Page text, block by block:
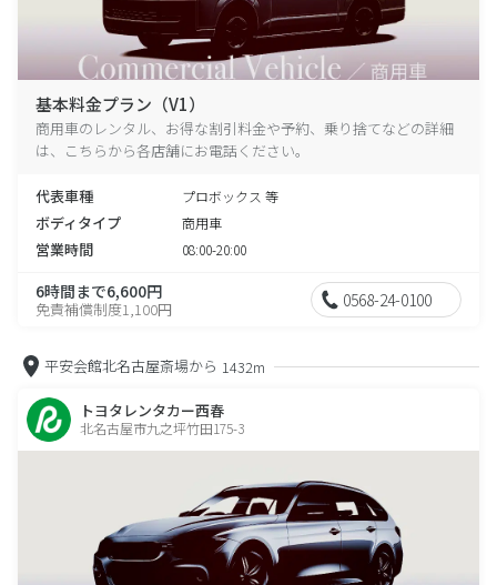
基本料金プラン（V1）
商用車のレンタル、お得な割引料金や予約、乗り捨てなどの詳細
は、こちらから各店舗にお電話ください。
代表車種 プロボックス 等
ボディタイプ 商用車
営業時間 08:00-20:00
6時間まで6,600円
免責補償制度1,100円 0568-24-0100
平安会館北名古屋斎場から 1432m
トヨタレンタカー西春
北名古屋市九之坪竹田175-3